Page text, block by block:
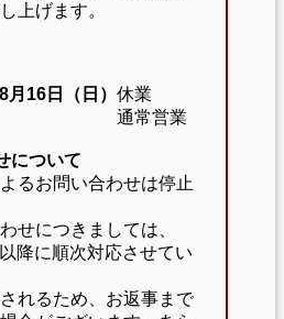
上げます。
8月16日（日） 休業
通常営業
について
るお問い合わせは停止
せにつきましては、
降に順次対応させてい
れるため、お返事まで